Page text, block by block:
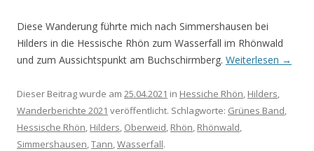
Diese Wanderung führte mich nach Simmershausen bei
Hilders in die Hessische Rhön zum Wasserfall im Rhönwald
und zum Aussichtspunkt am Buchschirmberg. Weiterlesen →
Dieser Beitrag wurde am 25.04.2021 in Hessiche Rhön, Hilders,
Wanderberichte 2021 veröffentlicht. Schlagworte: Grünes Band,
Hessische Rhön, Hilders, Oberweid, Rhön, Rhönwald,
Simmershausen,Tann,Wasserfall.